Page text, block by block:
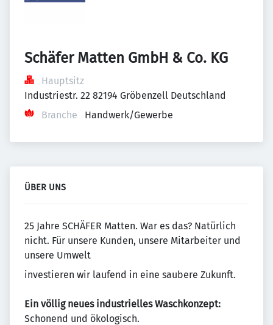
Schäfer Matten GmbH & Co. KG
Hauptsitz
Industriestr. 22 82194 Gröbenzell Deutschland
Branche
Handwerk/Gewerbe
ÜBER UNS
25 Jahre SCHÄFER Matten. War es das? Natürlich
nicht. Für unsere Kunden, unsere Mitarbeiter und
unsere Umwelt
investieren wir laufend in eine saubere Zukunft.
Ein völlig neues industrielles Waschkonzept:
Schonend und ökologisch.